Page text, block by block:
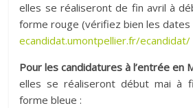
elles se réaliseront de fin avril à
forme rouge (vérifiez bien les dates
ecandidat.umontpellier.fr/ecandidat/
Pour les candidatures à l’entrée en
elles se réaliseront début mai à
forme bleue :